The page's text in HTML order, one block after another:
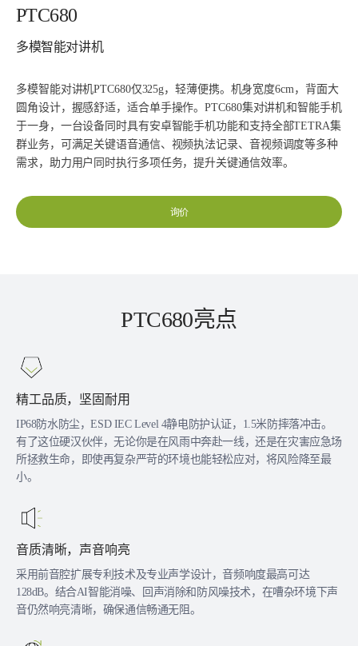
PTC680
多模智能对讲机
多模智能对讲机PTC680仅325g，轻薄便携。机身宽度6cm，背面大
圆角设计，握感舒适，适合单手操作。PTC680集对讲机和智能手机
于一身，一台设备同时具有安卓智能手机功能和支持全部TETRA集
群业务，可满足关键语音通信、视频执法记录、音视频调度等多种
需求，助力用户同时执行多项任务，提升关键通信效率。
询价
PTC680亮点
精工品质，坚固耐用
IP68防水防尘，ESD IEC Level 4静电防护认证，1.5米防摔落冲击。
有了这位硬汉伙伴，无论你是在风雨中奔赴一线，还是在灾害应急场
所拯救生命，即使再复杂严苛的环境也能轻松应对，将风险降至最
小。
音质清晰，声音响亮
采用前音腔扩展专利技术及专业声学设计，音频响度最高可达
128dB。结合AI智能消噪、回声消除和防风噪技术，在嘈杂环境下声
音仍然响亮清晰，确保通信畅通无阻。